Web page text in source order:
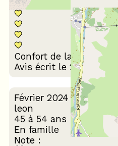
Confort de la literie
Avis écrit le 27/02/2024
Février 2024
leon
45 à 54 ans
En famille
Note :